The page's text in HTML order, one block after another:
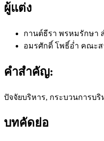
ผู้แต่ง
กานต์ธีรา พรหมรักษา
อมรศักดิ์ โพธิ์อ่ำ คณะส
คำสำคัญ:
ปัจจัยบริหาร, กระบวนการบ
บทคัดย่อ